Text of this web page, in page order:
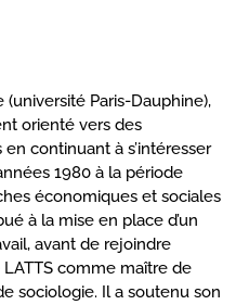
Paris-Dauphine),
orienté vers des
continuant à s’intéresser
1980 à la période
économiques et sociales
à la mise en place d’un
avant de rejoindre
LATTS comme maître de
sociologie. Il a soutenu son